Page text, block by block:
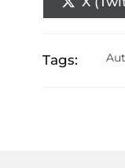
Tags: